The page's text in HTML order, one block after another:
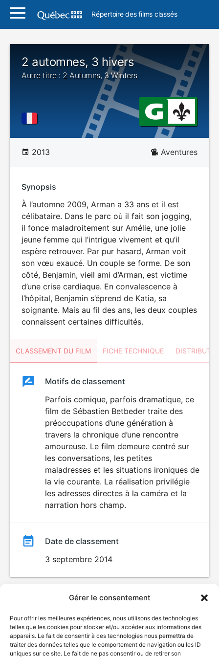
Gérer le consentement
Pour offrir les meilleures expériences, nous utilisons des technologies
telles que les cookies pour stocker et/ou accéder aux informations des
appareils. Le fait de consentir à ces technologies nous permettra de
traiter des données telles que le comportement de navigation ou les ID
uniques sur ce site. Le fait de ne pas consentir ou de retirer son
Répertoire des films classés
2 automnes, 3 hivers
Autre titre : 2 Autumns, 3 Winters
2013 Aventures
Synopsis
À l’automne 2009, Arman a 33 ans et il est
célibataire. Dans le parc où il fait son jogging,
il fonce maladroitement sur Amélie, une jolie
jeune femme qui l’intrigue vivement et qu’il
espère retrouver. Par pur hasard, Arman voit
son vœu exaucé. Un couple se forme. De son
côté, Benjamin, vieil ami d’Arman, est victime
d’une crise cardiaque. En convalescence à
l’hôpital, Benjamin s’éprend de Katia, sa
soignante. Mais au fil des ans, les deux couples
connaissent certaines difficultés.
CLASSEMENT DU FILM FICHE TECHNIQUE
ClassementClassement
Motifs de classement
Parfois comique, parfois dramatique, ce
film de Sébastien Betbeder traite des
préoccupations d’une génération à
travers la chronique d’une rencontre
amoureuse. Le film demeure centré sur
les conversations, les petites
maladresses et les situations ironiques de
la vie courante. La réalisation privilégie
les adresses directes à la caméra et la
narration hors champ.
Date de classement
3 septembre 2014